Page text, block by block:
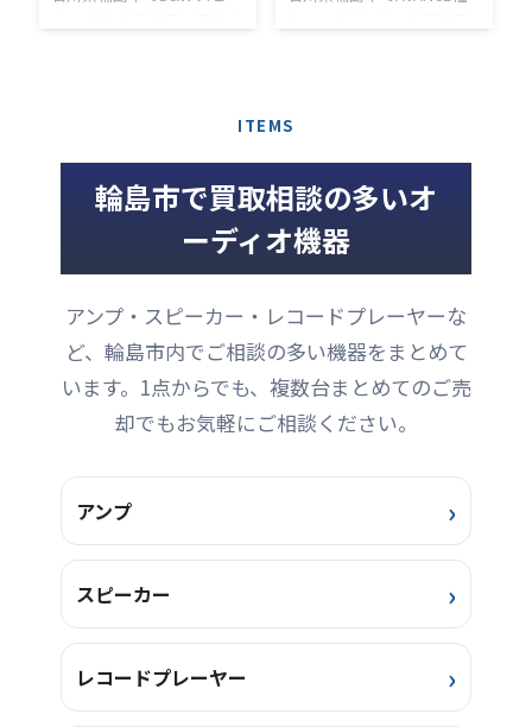
トなボディでありながら、
解像度が高く、リアリティ
があり、音の輪郭がはっき
りとしています。高音から
オーナー様が大切に使用し
ていましたので、小キズや
ヨゴレなどがほとんどな
く、使用感もあまり感じら
れません。取扱説明書やク
属品も揃って ...
たそうですが当社が一番丁
声をかけていただきまし
た。 そんなオーナー様はど
こにでもありふれたモノよ
り個性的なモノを好まれま
カーだったそうです。大切
に次のオーナー様へ橋渡し
させていただきます。
AVANCE社 DANAデンマーク
製。ツイーターにはディナ
ITEMS
輪島市で買取相談の多いオ
ーディオ機器
アンプ・スピーカー・レコードプレーヤーな
ど、輪島市内でご相談の多い機器をまとめて
います。1点からでも、複数台まとめてのご売
却でもお気軽にご相談ください。
アンプ
スピーカー
レコードプレーヤー